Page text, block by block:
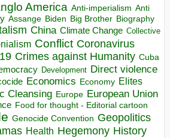
America Anti-imperialism Anti
Assange Biden Big Brother Biography
China Climate Change Collective
Conflict Coronavirus
Crimes against Humanity Cuba
Development Direct violence
Economics Economy Elites
Cleansing Europe European Union
Food for thought - Editorial cartoon
Genocide Convention Geopolitics
Health Hegemony History